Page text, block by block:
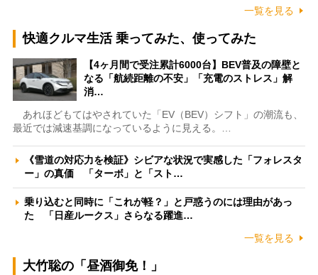
一覧を見る
快適クルマ生活 乗ってみた、使ってみた
【4ヶ月間で受注累計6000台】BEV普及の障壁と
なる「航続距離の不安」「充電のストレス」解
消…
あれほどもてはやされていた「EV（BEV）シフト」の潮流も、
最近では減速基調になっているように見える。…
《雪道の対応力を検証》シビアな状況で実感した「フォレスタ
ー」の真価 「ターボ」と「スト…
乗り込むと同時に「これが軽？」と戸惑うのには理由があっ
た 「日産ルークス」さらなる躍進…
一覧を見る
大竹聡の「昼酒御免！」